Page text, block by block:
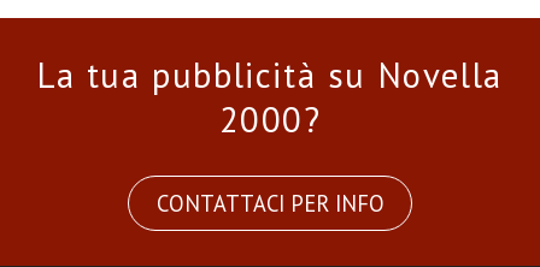
La tua pubblicità su Novella
2000?
CONTATTACI PER INFO